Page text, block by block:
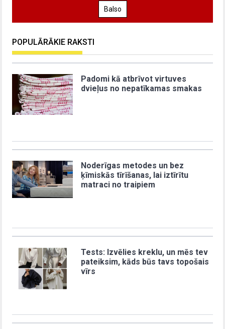
Balso
POPULĀRĀKIE RAKSTI
Padomi kā atbrīvot virtuves
dvieļus no nepatīkamas smakas
Noderīgas metodes un bez
ķīmiskās tīrīšanas, lai iztīrītu
matraci no traipiem
Tests: Izvēlies kreklu, un mēs tev
pateiksim, kāds būs tavs topošais
vīrs